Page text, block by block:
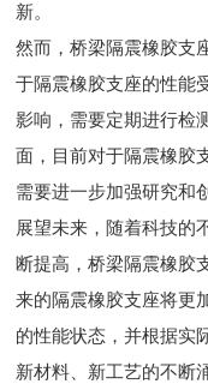
新。
然而，桥梁隔震橡胶支
于隔震橡胶支座的性能
影响，需要定期进行检
面，目前对于隔震橡胶
需要进一步加强研究和
展望未来，随着科技的
断提高，桥梁隔震橡胶
来的隔震橡胶支座将更
的性能状态，并根据实
新材料、新工艺的不断